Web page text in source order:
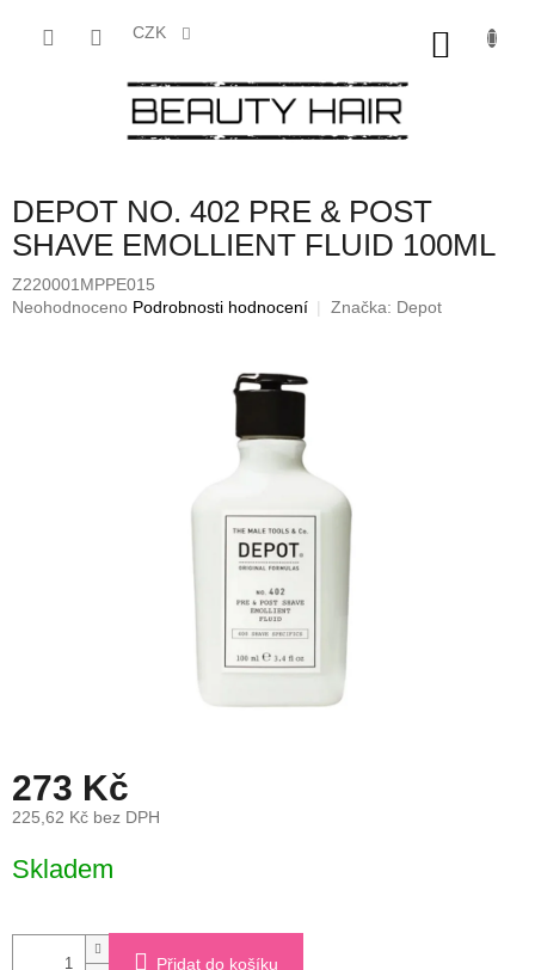
CZK
DEPOT NO. 402 PRE & POST
SHAVE EMOLLIENT FLUID 100ML
Z220001MPPE015
Průměrné
Neohodnoceno Podrobnosti hodnocení Značka: Depot
273 Kč
225,62 Kč bez DPH
cena:
Skladem
Přidat do košíku